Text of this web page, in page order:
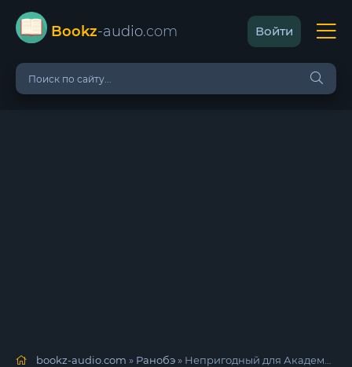
Bookz-audio.com Войти
bookz-audio.com » Ранобэ» Непригодный для Академии Владыки Демонов. Том 2 - Сю